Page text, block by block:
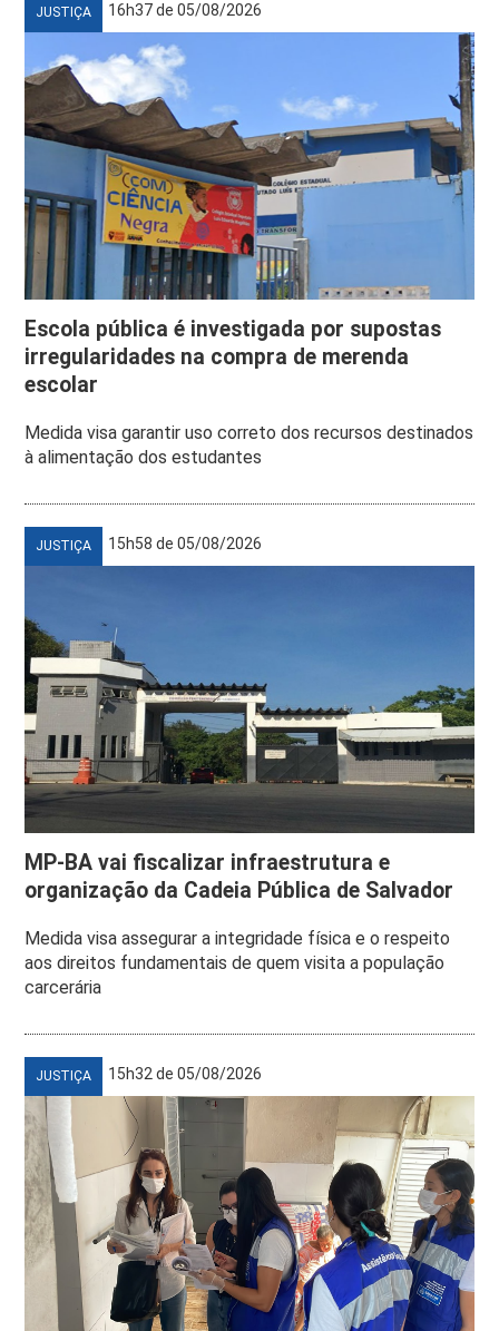
JUSTIÇA 16h37 de 05/08/2026
Escola pública é investigada por supostas
irregularidades na compra de merenda
escolar
Medida visa garantir uso correto dos recursos destinados
à alimentação dos estudantes
JUSTIÇA 15h58 de 05/08/2026
MP-BA vai fiscalizar infraestrutura e
organização da Cadeia Pública de Salvador
Medida visa assegurar a integridade física e o respeito
aos direitos fundamentais de quem visita a população
carcerária
JUSTIÇA 15h32 de 05/08/2026